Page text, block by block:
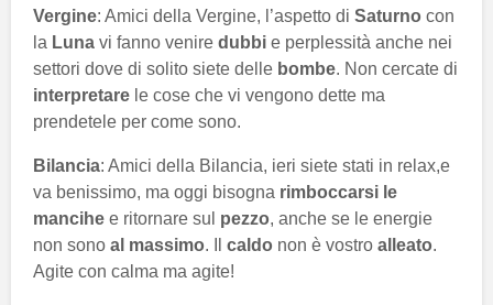
Vergine: Amici della Vergine, l’aspetto di Saturno con
la Luna vi fanno venire dubbi e perplessità anche nei
settori dove di solito siete delle bombe. Non cercate di
interpretare le cose che vi vengono dette ma
prendetele per come sono.
Bilancia: Amici della Bilancia, ieri siete stati in relax,e
va benissimo, ma oggi bisogna rimboccarsi le
mancihe e ritornare sul pezzo, anche se le energie
non sono al massimo. Il caldo non è vostro alleato.
Agite con calma ma agite!